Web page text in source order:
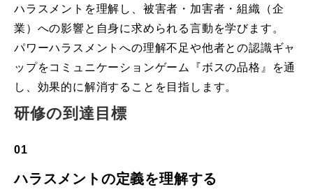
ハラスメントを理解し、被害者・加害者・組織（企
業）への影響と自身に求められる言動を学びます。
パワーハラスメントへの理解不足や他者との認識ギャ
ップをコミュニケーションゲーム『ボスの品格』を通
し、効果的に解消することを目指します。
研修の到達目標
01
ハラスメントの定義を理解する